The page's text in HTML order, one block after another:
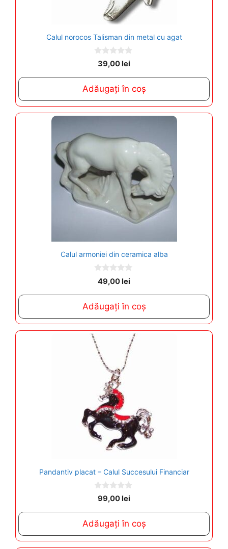
Calul norocos Talisman din metal cu agat
o
o
5
39,00lei
Adăugați în coș
Calul armoniei din ceramica alba
o
o
5
49,00lei
Adăugați în coș
Pandantiv placat – Calul Succesului Financiar
0
o
5
99,00 lei
Adăugați în coș